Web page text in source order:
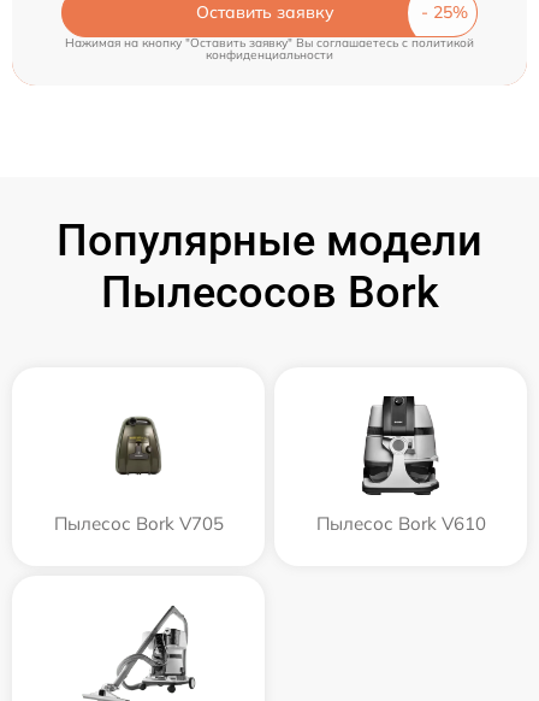
Оставить заявку
Нажимая на кнопку "Оставить заявку" Вы соглашаетесь cполитикой
конфиденциальности
Популярные модели
Пылесосов Bork
Пылесос Bork V705 Пылесос Bork V610